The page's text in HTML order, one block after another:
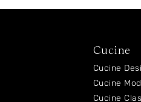
Cucine
Cucine
Cucine
Cucine